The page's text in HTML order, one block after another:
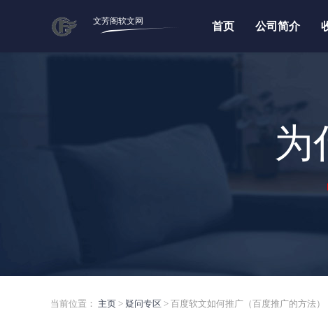
文芳阁软文网 首页 公司简介
为
当前位置： 主页 > 疑问专区 > 百度软文如何推广（百度推广的方法）